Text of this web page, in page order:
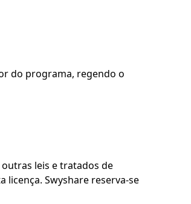
do programa, regendo o
leis e tratados de
licença. Swyshare reserva-se